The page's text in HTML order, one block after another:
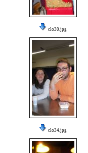
clo30.jpg
clo34.jpg